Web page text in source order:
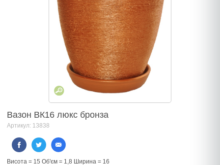
Вазон ВК16 люкс бронза
Артикул: 13838
Висота = 15 Об'єм = 1,8 Ширина = 16